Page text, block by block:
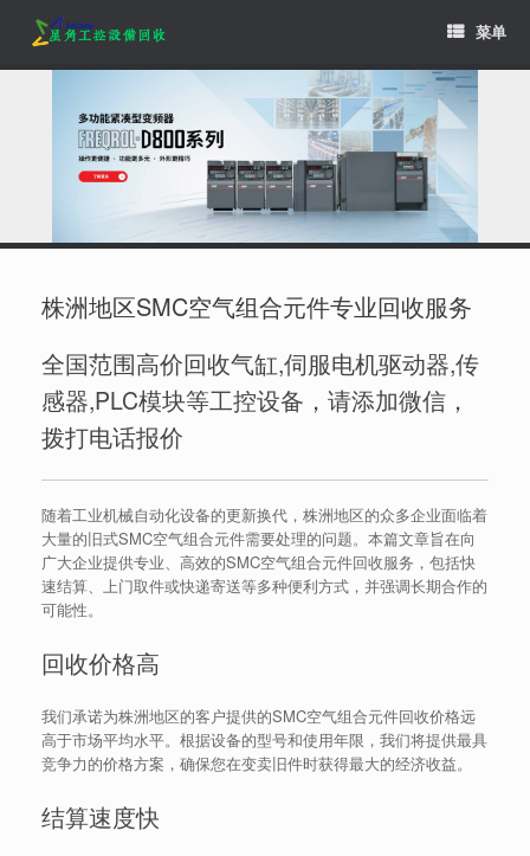
content
菜单
株洲地区SMC空气组合元件专业回收服务
全国范围高价回收气缸,伺服电机驱动器,传
感器,PLC模块等工控设备，请添加微信，
拨打电话报价
随着工业机械自动化设备的更新换代，株洲地区的众多企业面临着
大量的旧式SMC空气组合元件需要处理的问题。本篇文章旨在向
广大企业提供专业、高效的SMC空气组合元件回收服务，包括快
速结算、上门取件或快递寄送等多种便利方式，并强调长期合作的
可能性。
回收价格高
我们承诺为株洲地区的客户提供的SMC空气组合元件回收价格远
高于市场平均水平。根据设备的型号和使用年限，我们将提供最具
竞争力的价格方案，确保您在变卖旧件时获得最大的经济收益。
结算速度快